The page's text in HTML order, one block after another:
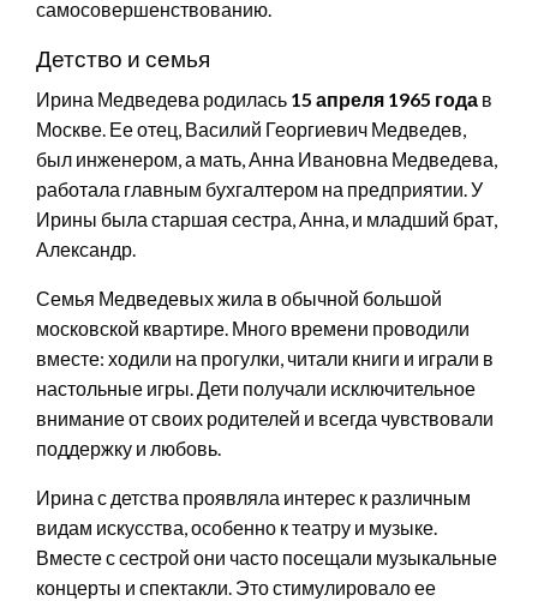
самосовершенствованию.
Детство и семья
Ирина Медведева родилась 15 апреля 1965 года в
Москве. Ее отец, Василий Георгиевич Медведев,
был инженером, а мать, Анна Ивановна Медведева,
работала главным бухгалтером на предприятии. У
Ирины была старшая сестра, Анна, и младший брат,
Александр.
Семья Медведевых жила в обычной большой
московской квартире. Много времени проводили
вместе: ходили на прогулки, читали книги и играли в
настольные игры. Дети получали исключительное
внимание от своих родителей и всегда чувствовали
поддержку и любовь.
Ирина с детства проявляла интерес к различным
видам искусства, особенно к театру и музыке.
Вместе с сестрой они часто посещали музыкальные
концерты и спектакли. Это стимулировало ее